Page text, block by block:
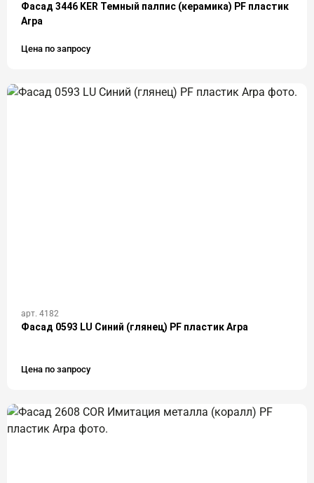
Фасад 3446 KER Темный палпис (керамика) PF пластик
Arpa
Цена по запросу
арт. 4182
Фасад 0593 LU Синий (глянец) PF пластик Arpa
Цена по запросу